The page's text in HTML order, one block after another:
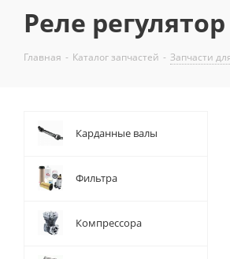
Реле
Главная - Каталог запчастей - Запчасти
Карданные валы
Фильтра
Компрессора